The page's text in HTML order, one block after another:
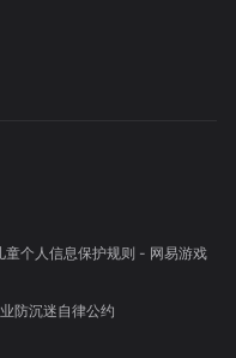
童个人信息保护规则 - 网易游戏
防沉迷自律公约